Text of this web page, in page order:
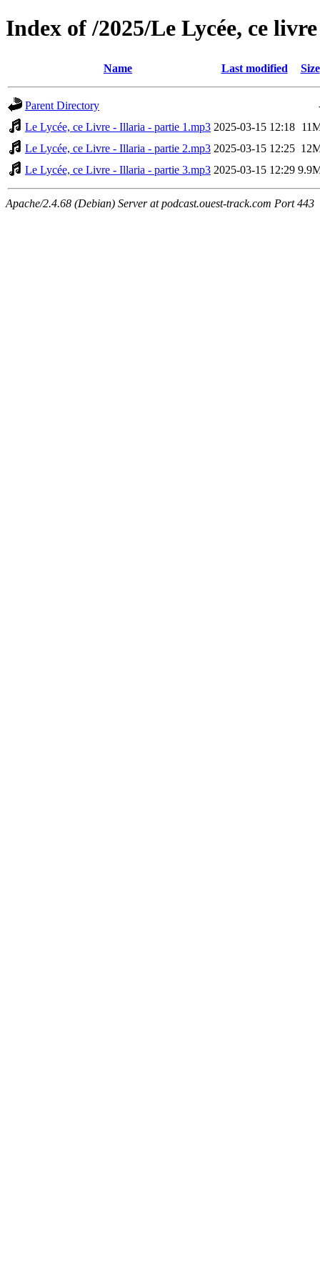
Index of /2025/Le Lycée, ce livre
Name Last modified Size
Parent Directory
Le Lycée, ce Livre - Illaria - partie 1.mp3 2025-03-15 12:18
Le Lycée, ce Livre - Illaria - partie 2.mp3 2025-03-15 12:25
Le Lycée, ce Livre - Illaria - partie 3.mp3 2025-03-15 12:29
Apache/2.4.68 (Debian) Server at podcast.ouest-track.com Port 443